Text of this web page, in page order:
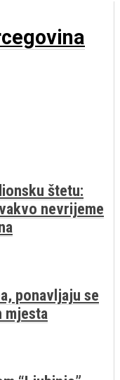
štetu:
nevrijeme
ponavljaju se
mjesta